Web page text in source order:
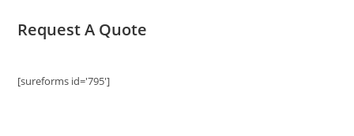
Request A Quote
[sureforms id='795']